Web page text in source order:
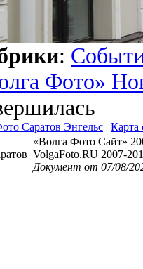
:
Фото»
Саратов Энгельс | Карта
«Волга Фото Сайт»
VolgaFoto.RU 2007-
Документ от 07/08/